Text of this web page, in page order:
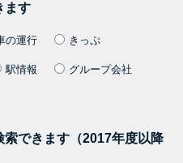
ます
の運行 きっぷ
駅情報 グループ会社
索できます（2017年度以降